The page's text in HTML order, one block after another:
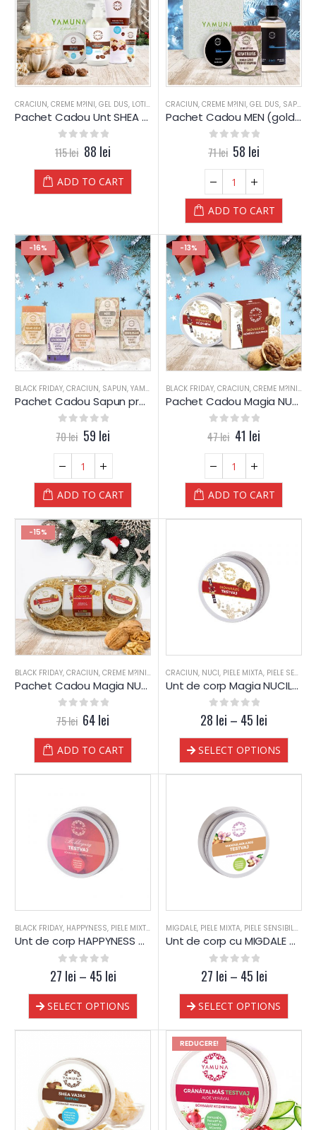
CRACIUN, CREME M?INI, GEL DUS, LOTIUNE CORP ,UNT CORP,UNT SHEA,YAMUNA
Pachet Cadou Unt SHEA – Yamuna (gold)
out of 5
115lei 88 lei
ADD TO CART
CRACIUN, CREME M?INI, GEL DUS, SAPUN
Pachet Cadou MEN (gold) – Yamuna
out of 5
71lei 58 lei
ADD TO CART
-16%
BLACK FRIDAY, CRACIUN, SAPUN, YAMUNA LUXURY
Pachet Cadou Sapun presat la rece – Yamuna
out of 5
70lei 59 lei
ADD TO CART
-13%
BLACK FRIDAY, CRACIUN, CREME M?INI,
Pachet Cadou Magia NUCILOR – Yamuna (bronze)
out of 5
47lei 41 lei
ADD TO CART
-15%
BLACK FRIDAY, CRACIUN, CREME M?INI, NUCI,SAPUN, UNT CORP,YAMUNA LUXURY
Pachet Cadou Magia NUCILOR – Yamuna (silver)
0out of 5
75lei 64lei
ADD TO CART
CRACIUN, NUCI, PIELE MIXTA, PIELE SENSIBILA
Unt de corp Magia NUCILOR – Yamuna
0 out of 5
28 lei – 45 lei
SELECT OPTIONS
BLACK FRIDAY, HAPPYNESS, PIELE MIXTA PIELE SENSIBILA,PIELE USCATA, TEN
Unt de corp HAPPYNESS – Yamuna
0 out of 5
27 lei – 45 lei
SELECT OPTIONS
MIGDALE, PIELE MIXTA, PIELE SENSIBILA
Unt de corp cu MIGDALE – Yamuna
0 out of 5
27 lei – 45 lei
SELECT OPTIONS
REDUCERE!